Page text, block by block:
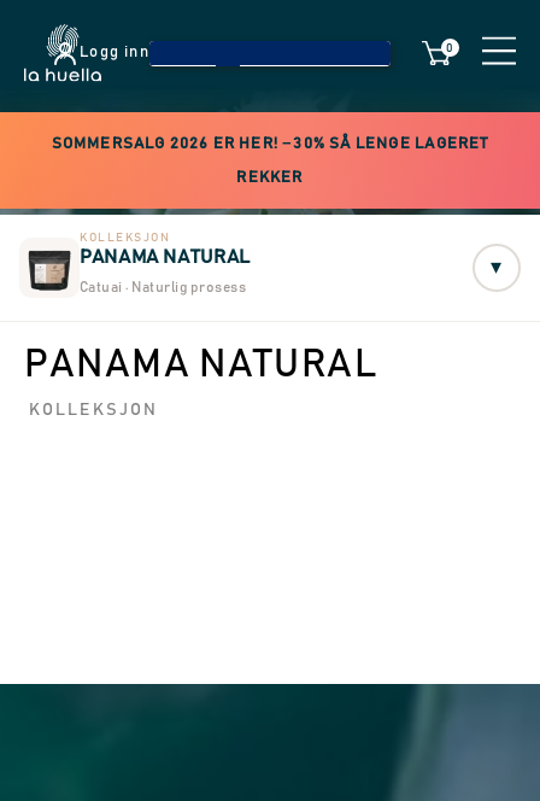
Logg inn 0
SOMMERSALG 2026 ER HER! −30% SÅ LENGE LAGERET
REKKER
KOLLEKSJON
PANAMA NATURAL
Catuai · Naturlig prosess
▾
PANAMA NATURAL
KOLLEKSJON